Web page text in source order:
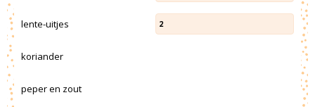
lente-uitjes 2
koriander
peper en zout